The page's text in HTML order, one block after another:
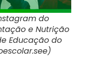
do
e Nutrição
Educação do